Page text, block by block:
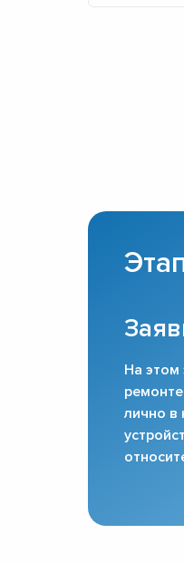
На этом
лично в